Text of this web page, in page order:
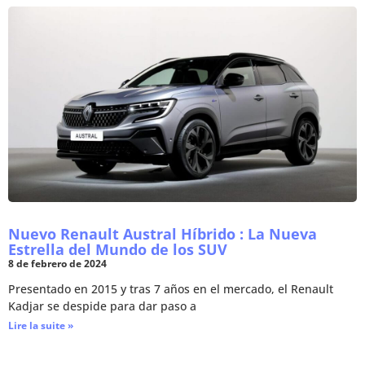
Nuevo Renault Austral Híbrido : La Nueva
Estrella del Mundo de los SUV
8 de febrero de 2024
Presentado en 2015 y tras 7 años en el mercado, el Renault
Kadjar se despide para dar paso a
Lire la suite »